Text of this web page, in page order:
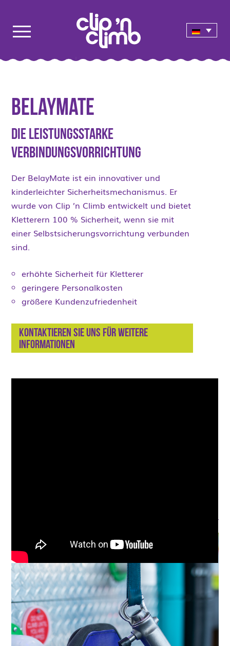
BelayMate
Die leistungsstarke
Verbindungsvorrichtung
Der BelayMate ist ein innovativer und
kinderleichter Sicherheitsmechanismus. Er
wurde von Clip ’n Climb entwickelt und bietet
Kletterern 100 % Sicherheit, wenn sie mit
einer Selbstsicherungsvorrichtung verbunden
sind.
erhöhte Sicherheit für Kletterer
geringere Personalkosten
größere Kundenzufriedenheit
Kontaktieren Sie uns für weitere
Informationen